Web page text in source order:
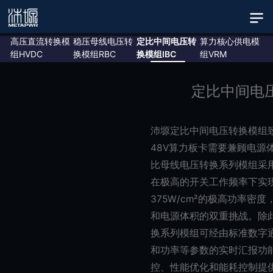
高压直流转换模
组HVDC
稳压母线电压转
换模组RBC
定比中间电压转
换模组IBC
算力核心供电模
组VRM
定比中间电压转
沛塬定比中间电压转换模组致力于解
48V算力板卡需要兼顾电源体积与效
比母线电压转换系列模组采用先进的
在极高的开关工作频率下实现98%以
375W/cm²的极高功率密度，解决算
和电源体积的双重挑战。除此之外，
换系列模组可经由标准数字通信接口
和功率等参数的实时汇报功能，为算
控、性能优化和能耗控制提供精准的